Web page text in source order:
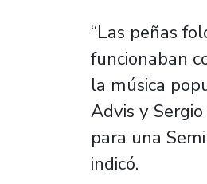
“Las peñas
funcionaban
la música
Advis y
para una
indicó.